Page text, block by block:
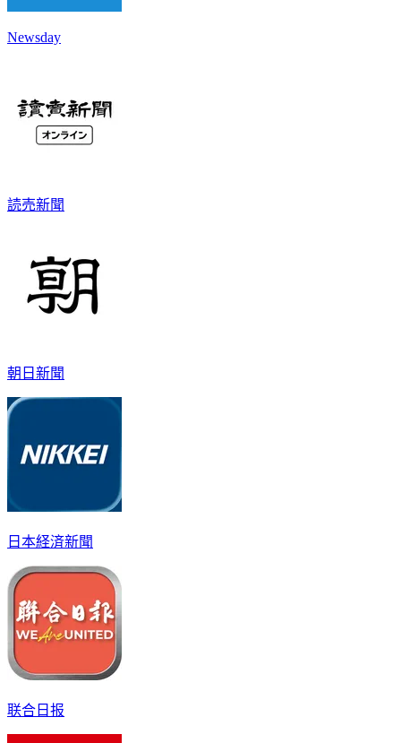
Newsday
読売新聞
朝日新聞
日本経済新聞
联合日报